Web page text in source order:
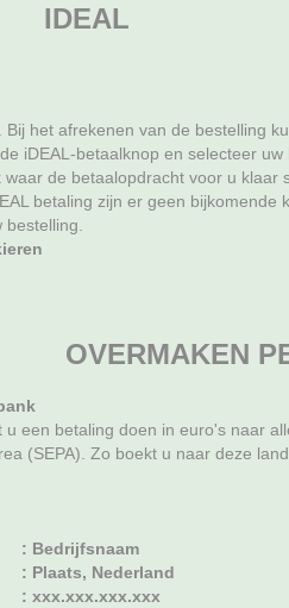
IDEAL
Bij het afrekenen van de bestelling
iDEAL-betaalknop en selecteer
de betaalopdracht voor u klaar
betaling zijn er geen bijkomende
bestelling.
OVERMAKEN
u een betaling doen in euro's naar
(SEPA). Zo boekt u naar deze
: Bedrijfsnaam
: Plaats, Nederland
: xxx.xxx.xxx.xxx